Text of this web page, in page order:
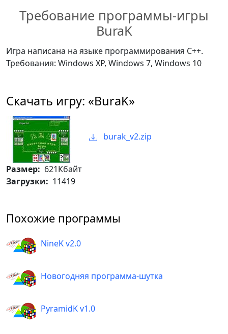
Требование программы-игры
BuraK
Игра написана на языке программирования С++.
Требования: Windows XP, Windows 7, Windows 10
Скачать игру: «BuraK»
burak_v2.zip
Размер: 621Кбайт
Загрузки: 11419
Похожие программы
NineK v2.0
Новогодняя программа-шутка
PyramidK v1.0